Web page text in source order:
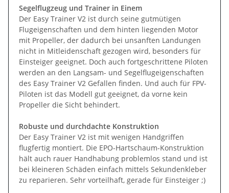
Segelflugzeug und Trainer in Einem
Der Easy Trainer V2 ist durch seine gutmütigen
Flugeigenschaften und dem hinten liegenden Motor
mit Propeller, der dadurch bei unsanften Landungen
nicht in Mitleidenschaft gezogen wird, besonders für
Einsteiger geeignet. Doch auch fortgeschrittene Piloten
werden an den Langsam- und Segelflugeigenschaften
des Easy Trainer V2 Gefallen finden. Und auch für FPV-
Piloten ist das Modell gut geeignet, da vorne kein
Propeller die Sicht behindert.
Robuste und durchdachte Konstruktion
Der Easy Trainer V2 ist mit wenigen Handgriffen
flugfertig montiert. Die EPO-Hartschaum-Konstruktion
hält auch rauer Handhabung problemlos stand und ist
bei kleineren Schäden einfach mittels Sekundenkleber
zu reparieren. Sehr vorteilhaft, gerade für Einsteiger ;)